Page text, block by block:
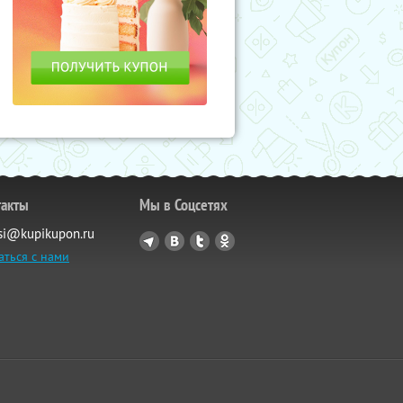
с нами
Мы в Соцсетях